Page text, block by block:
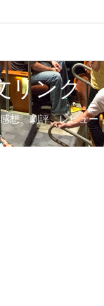
リンク
想、劇評、レビュー